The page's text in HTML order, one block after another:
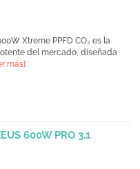
Xtreme PPFD CO₂ es la
del mercado, diseñada
más]
600W PRO 3.1